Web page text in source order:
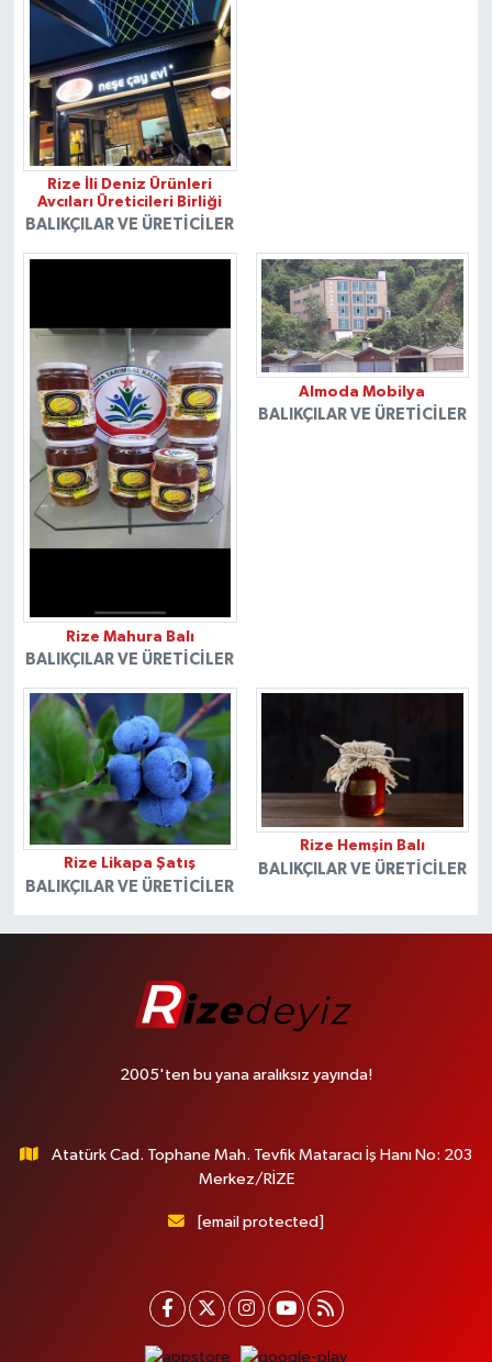
Rize İli Deniz Ürünleri
Avcıları Üreticileri Birliği
BALIKÇILAR VE ÜRETICILER
Rize Mahura Balı
BALIKÇILAR VE ÜRETICILER
Almoda Mobilya
BALIKÇILAR VE ÜRETICILER
Rize Likapa Şatış
BALIKÇILAR VE ÜRETICILER
Rize Hemşin Balı
BALIKÇILAR VE ÜRETICILER
2005'ten bu yana aralıksız yayında!
Atatürk Cad. Tophane Mah. Tevfik Mataracı İş Hanı No: 203
Merkez/RİZE
[email protected]